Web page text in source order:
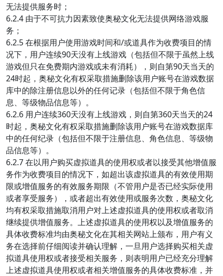
无法提供服务时；
6.2.4 由于不可抗力因素致使奥秘文化无法提供网络游戏服
务；
6.2.5 在根据用户使用游戏时间和/或道具作为收费项目的情
况下，用户连续90天没有上线游戏（包括但不限于虽然上线
游戏但只在免费期内游戏或未有消耗），则自第90天当天的
24时起，奥秘文化有权采取措施删除该用户账号在游戏数据
库中的除注册信息以外的任何记录（包括但不限于角色信
息、等级物品信息等）。
6.2.6 用户连续360天没有上线游戏，则自第360天当天的24
时起，奥秘文化有权采取措施删除该用户账号在游戏数据库
中的任何纪录（包括但不限于注册信息、角色信息、等级物
品信息等）。
6.2.7 在以用户购买虚拟道具的使用权或者以接受其他增值服
务作为收费项目的情况下，如超出该虚拟道具的有效使用期
限或增值服务的有效服务期限（不管用户是否已经实际使用
或者享受服务），或者超出有效使用或服务次数，奥秘文化
均有权采取措施取消用户对上述虚拟道具的使用权或者取消
继续提供增值服务。上述虚拟道具的使用权以及增值服务的
具体收费标准均由奥秘文化在其相关网站上颁布，用户有义
务在选择前仔细阅读并确认理解，一旦用户选择购买相关虚
拟道具使用权或者接受相关服务，则表明用户已经充分理解
上述虚拟道具使用权或者相关增值服务的具体收费标准，并